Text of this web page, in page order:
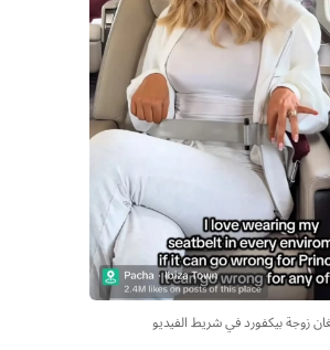
زوجة بيكفورد في شريط الفيديو